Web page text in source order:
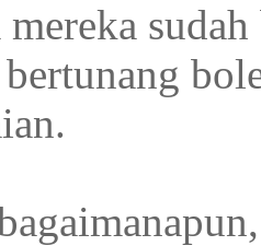
mereka
bertunang